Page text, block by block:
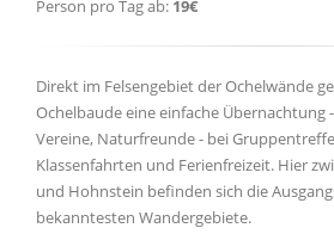
Person pro Tag ab: 19€
Direkt im Felsengebiet der Ochelwände
Ochelbaude eine einfache Übernachtung
Vereine, Naturfreunde - bei
Klassenfahrten und Ferienfreizeit. Hier
und Hohnstein befinden sich die
bekanntesten Wandergebiete.